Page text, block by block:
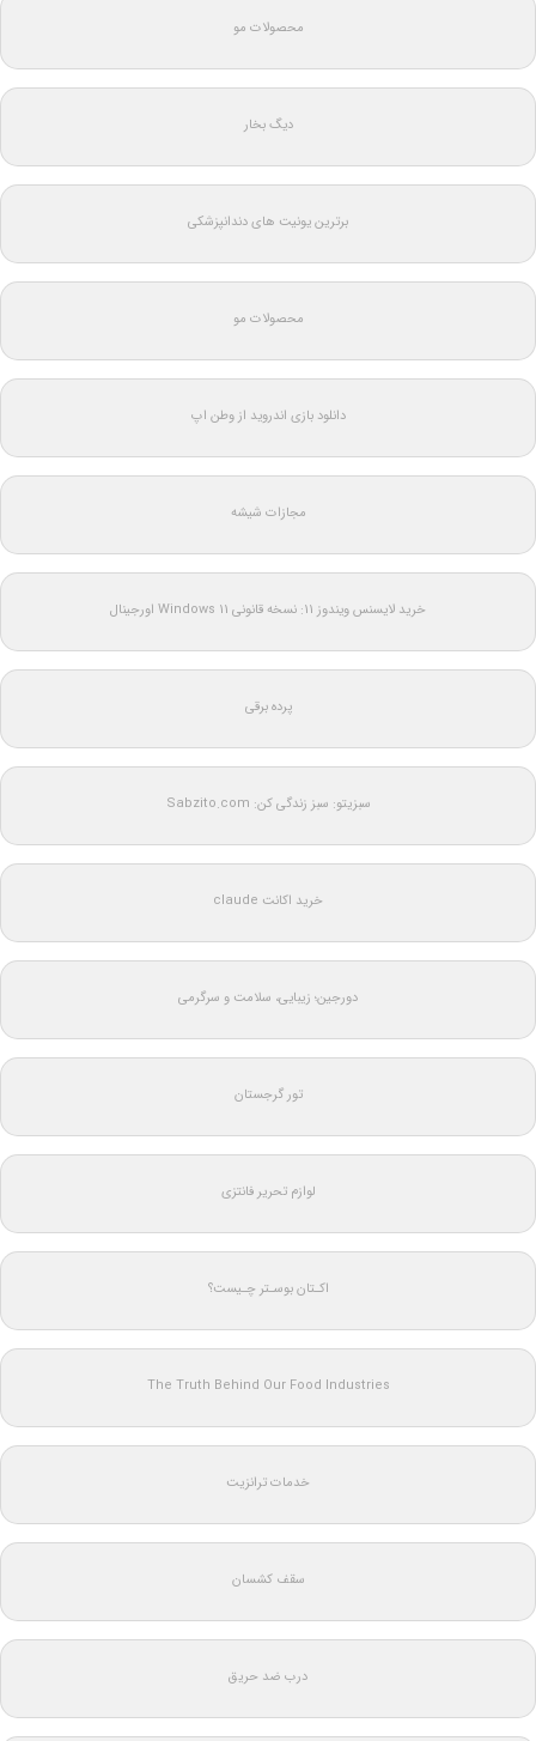
محصولات مو
دیگ بخار
برترین یونیت های دندانپزشکی
محصولات مو
دانلود بازی اندروید از وطن اپ
مجازات شیشه
خرید لایسنس ویندوز 11: نسخه قانونی Windows 11 اورجینال
پرده برقی
سبزیتو: سبز زندگی کن: Sabzito.com
خرید اکانت claude
دورجین؛ زیبایی، سلامت و سرگرمی
تور گرجستان
لوازم تحریر فانتزی
اکـتان بوسـتر چـیست؟
The Truth Behind Our Food Industries
خدمات ترانزیت
سقف کشسان
درب ضد حریق